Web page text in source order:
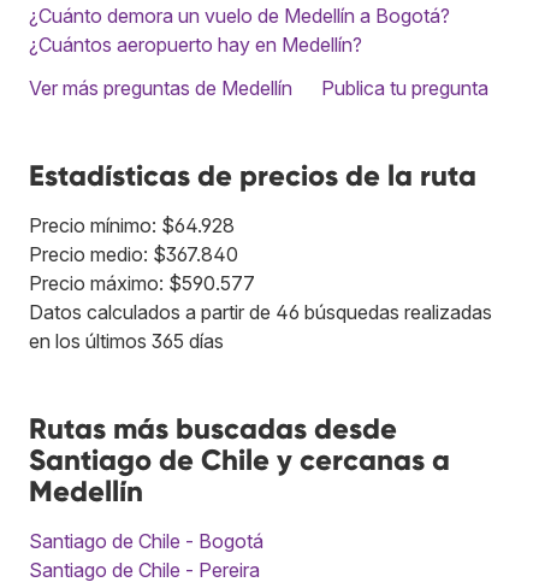
¿Cuánto demora un vuelo de Medellín a Bogotá?
¿Cuántos aeropuerto hay en Medellín?
Ver más preguntas de Medellín
Publica tu pregunta
Estadísticas de precios de la ruta
Precio mínimo: $64.928
Precio medio: $367.840
Precio máximo: $590.577
Datos calculados a partir de 46 búsquedas realizadas
en los últimos 365 días
Rutas más buscadas desde
Santiago de Chile y cercanas a
Medellín
Santiago de Chile - Bogotá
Santiago de Chile - Pereira